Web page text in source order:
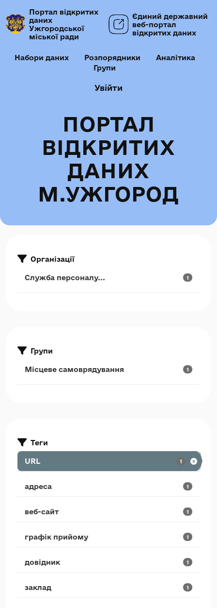
Портал відкритих
даних
Ужгородської
міської ради
Єдиний державний
веб-портал
відкритих даних
Набори даних Розпорядники
Аналітика
Групи
Увійти
ПОРТАЛ
ВІДКРИТИХ
ДАНИХ
М.УЖГОРОД
Організації
Служба персоналу... 1
Групи
Місцеве самоврядування 1
Теги
URL 1
адреса 1
веб-сайт 1
графік прийому 1
довідник 1
заклад 1